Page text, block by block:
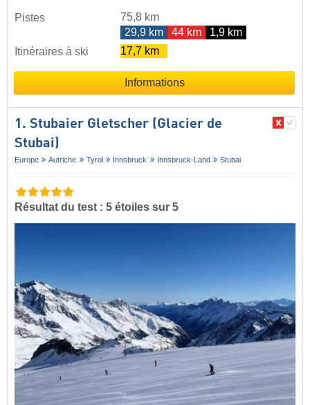
Pistes
75,8 km
29,9 km
44 km
1,9 km
Itinéraires à ski
17,7 km
Informations
1. Stubaier Gletscher (Glacier de
Stubai)
Europe Autriche Tyrol Innsbruck Innsbruck-Land Stubai
Résultat du test : 5 étoiles sur 5